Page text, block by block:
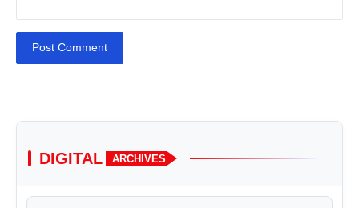
Post Comment
DIGITAL ARCHIVES